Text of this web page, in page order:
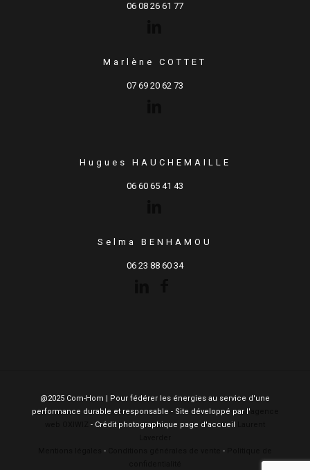
06 08 26 61 77
Marlène COTTET
07 69 20 62 73
Hugues HAUCHEMAILLE
06 60 65 41 43
Selma BENHAMOU
06 23 88 60 34
@2025 Com-Hom | Pour fédérer les énergies au service d'une
performance durable et responsable - Site développé par l'
- Crédit photographique page d'accueil
- -